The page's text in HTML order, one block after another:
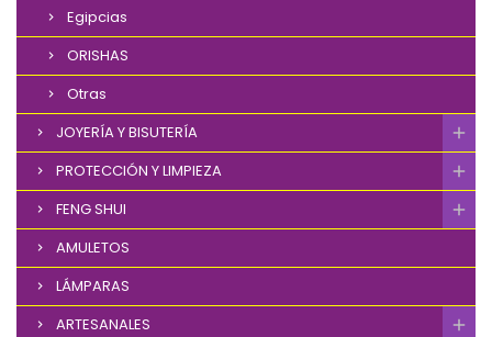
Egipcias
ORISHAS
Otras
JOYERÍA Y BISUTERÍA
PROTECCIÓN Y LIMPIEZA
FENG SHUI
AMULETOS
LÁMPARAS
ARTESANALES